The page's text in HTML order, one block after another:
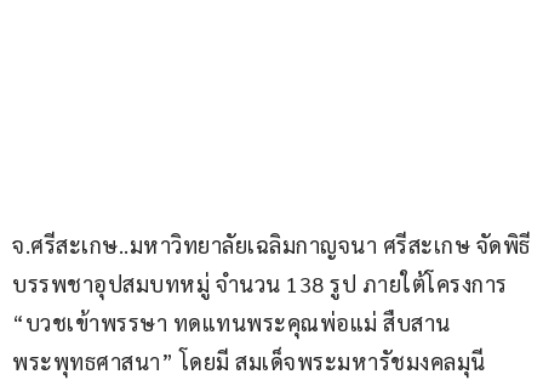
จ.ศรีสะเกษ..มหาวิทยาลัยเฉลิมกาญจนา ศรีสะเกษ จัดพิธี
บรรพชาอุปสมบทหมู่ จำนวน 138 รูป ภายใต้โครงการ
“บวชเข้าพรรษา ทดแทนพระคุณพ่อแม่ สืบสาน
พระพุทธศาสนา” โดยมี สมเด็จพระมหารัชมงคลมุนี